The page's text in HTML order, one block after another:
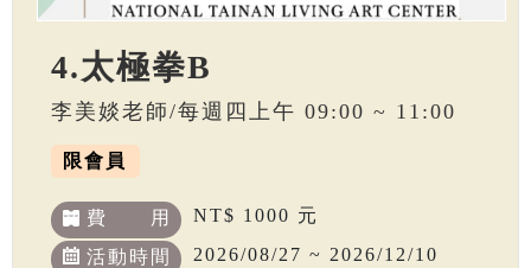
4.太極拳B
李美婒老師/每週四上午 09:00 ~ 11:00
限會員
費 用 NT$ 1000 元
活動時間 2026/08/27 ~ 2026/12/10